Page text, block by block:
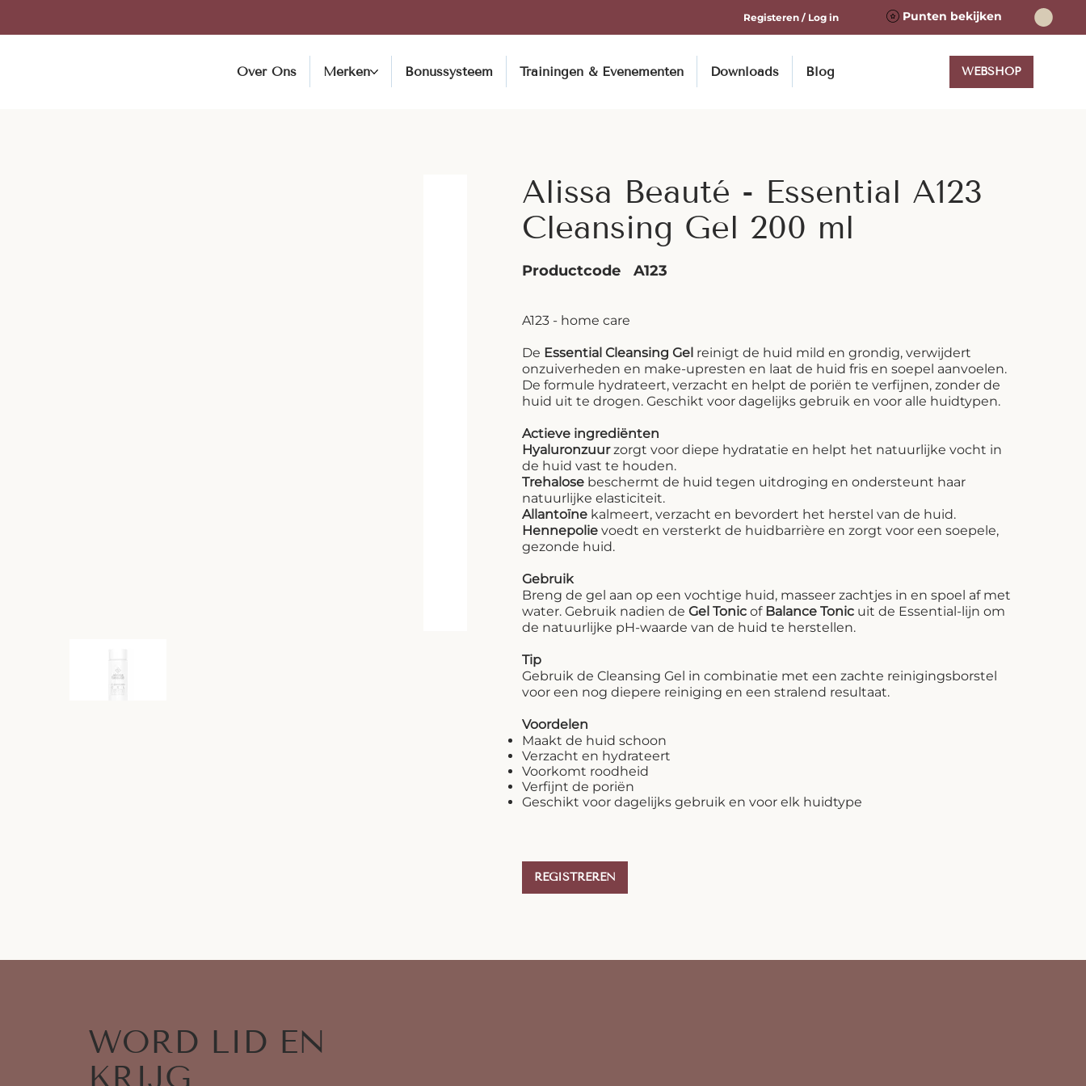
Punten bekijken
Registeren / Log in
Over Ons Merken Bonussysteem Trainingen & Evenementen Downloads Blog WEBSHOP
Alissa Beauté - Essential A123
Cleansing Gel 200 ml
Productcode A123
A123 - home care
De Essential Cleansing Gelreinigt de huid mild en grondig, verwijdert
onzuiverheden en make-upresten en laat de huid fris en soepel aanvoelen.
De formule hydrateert, verzacht en helpt de poriën te verfijnen, zonder de
huid uit te drogen. Geschikt voor dagelijks gebruik en voor alle huidtypen.
Actieve ingrediënten
Hyaluronzuurzorgt voor diepe hydratatie en helpt het natuurlijke vocht in
de huid vast te houden.
Trehalosebeschermt de huid tegen uitdroging en ondersteunt haar
natuurlijke elasticiteit.
Allantoïnekalmeert, verzacht en bevordert het herstel van de huid.
Hennepolievoedt en versterkt de huidbarrière en zorgt voor een soepele,
gezonde huid.
Gebruik
Breng de gel aan op een vochtige huid, masseer zachtjes in en spoel af met
water. Gebruik nadien de Gel Tonicof Balance Tonicuit de Essential-lijn om
de natuurlijke pH-waarde van de huid te herstellen.
Tip
Gebruik de Cleansing Gel in combinatie met een zachte reinigingsborstel
voor een nog diepere reiniging en een stralend resultaat.
Voordelen
Maakt de huid schoon
Verzacht en hydrateert
Voorkomt roodheid
Verfijnt de poriën
Geschikt voor dagelijks gebruik en voor elk huidtype
REGISTREREN
WORD LID EN
KRIJG